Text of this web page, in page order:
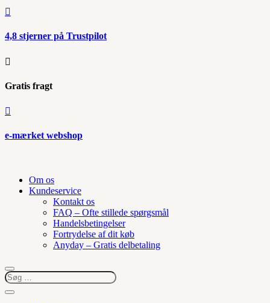

4,8 stjerner på Trustpilot

Gratis fragt

e-mærket webshop
Om os
Kundeservice
Kontakt os
FAQ – Ofte stillede spørgsmål
Handelsbetingelser
Fortrydelse af dit køb
Anyday – Gratis delbetaling